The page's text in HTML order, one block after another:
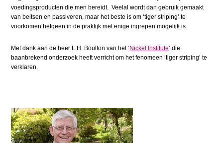
voedingsproducten die men bereidt. Veelal wordt dan gebruik gemaakt
van beitsen en passiveren, maar het beste is om ‘tiger striping’ te
voorkomen hetgeen in de praktijk met enige ingrepen mogelijk is.
Met dank aan de heer L.H. Boulton van het ‘ Nickel Institute’ die
baanbrekend onderzoek heeft verricht om het fenomeen ‘tiger striping’ te
verklaren.